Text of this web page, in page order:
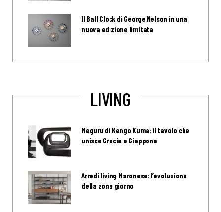
Il Ball Clock di George Nelson in una
nuova edizione limitata
LIVING
Meguru di Kengo Kuma: il tavolo che
unisce Grecia e Giappone
Arredi living Maronese: l’evoluzione
della zona giorno